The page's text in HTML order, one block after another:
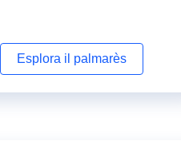
Esplora il palmarès